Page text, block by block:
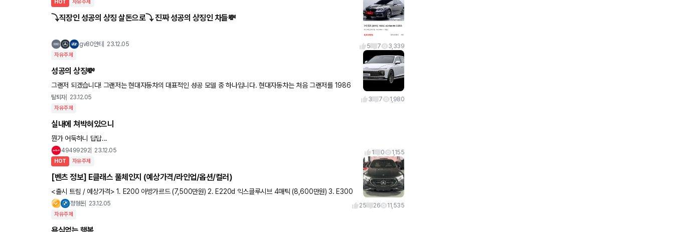
HOT 자유주제
⤵️직장인 성공의 상징 살돈으로⤵️ 진짜 성공의 상징인 차들💸
gv80안티 23.12.05 5 7 3,339
자유주제
성공의 상징💸
그랜저 되겠습니다! 그랜저는 현대자동차의 대표적인 성공 모델 중 하나입니다. 현대자동차는 처음 그랜저를 1986
탈퇴자 23.12.05 3 7 1,980
자유주제
실내에 쳐박혀있으니
뭔가 어둑하니 답답...
49499292 23.12.05 1 0 1,155
HOT 자유주제
[벤츠 정보] E클래스 풀체인지 (예상가격/라인업/옵션/컬러)
<출시 트림 / 예상가격> 1. E200 아방가르드 (7,500만원) 2. E220d 익스클루시브 4매틱 (8,600만원) 3. E300
익스클루시브 4매틱 (9,800만원) 4. E300 AMG
정형돈 23.12.05 25 26 11,535
자유주제